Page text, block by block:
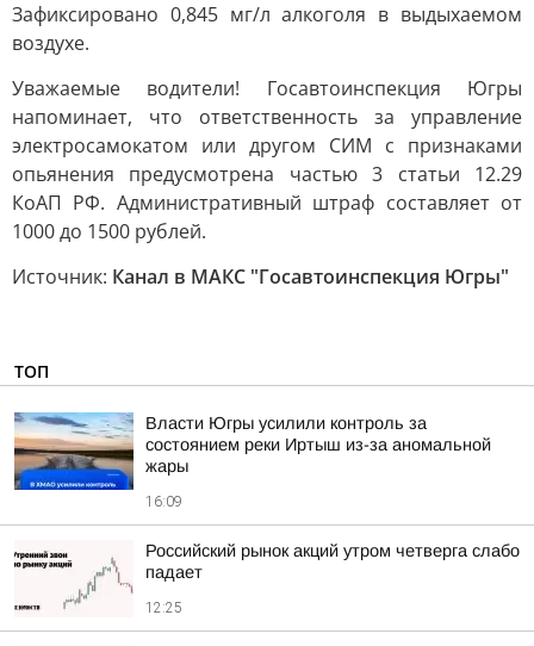
Зафиксировано 0,845 мг/л алкоголя в выдыхаемом
воздухе.
Уважаемые водители! Госавтоинспекция Югры
напоминает, что ответственность за управление
электросамокатом или другом СИМ с признаками
опьянения предусмотрена частью 3 статьи 12.29
КоАП РФ. Административный штраф составляет от
1000 до 1500 рублей.
Источник: Канал в МАКС "Госавтоинспекция Югры"
ТОП
Власти Югры усилили контроль за
состоянием реки Иртыш из-за аномальной
жары
16:09
Российский рынок акций утром четверга слабо
падает
12:25